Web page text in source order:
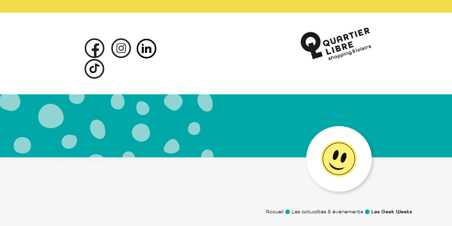
Accueil Les actualités & événements Les Geek Weeks